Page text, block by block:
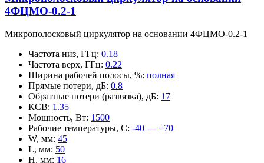
4ФЦМО-0.2-1
Микрополосковый циркулятор на основании 4ФЦМО-0.2-1
Частота низ, ГГц: 0.18
Частота верх, ГГц: 0.22
Ширина рабочей полосы, %: полная
Прямые потери, дБ: 0.8
Обратные потери (развязка), дБ: 17
КСВ: 1.35
Мощность, Вт: 1500
Рабочие температуры, С: -40 — +70
W, мм: 45
L, мм: 50
H, мм: 16